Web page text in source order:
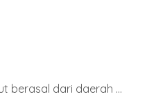
berasal dari daerah ...